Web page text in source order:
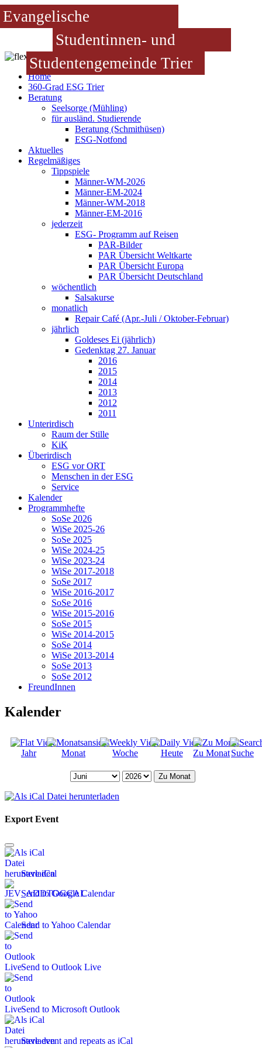
Evangelische
Studentinnen- und
Studentengemeinde Trier
Home
360-Grad ESG Trier
Beratung
Seelsorge (Mühling)
für ausländ. Studierende
Beratung (Schmithüsen)
ESG-Notfond
Aktuelles
Regelmäßiges
Tippspiele
Männer-WM-2026
Männer-EM-2024
Männer-WM-2018
Männer-EM-2016
jederzeit
ESG- Programm auf Reisen
PAR-Bilder
PAR Übersicht Weltkarte
PAR Übersicht Europa
PAR Übersicht Deutschland
wöchentlich
Salsakurse
monatlich
Repair Café (Apr.-Juli / Oktober-Februar)
jährlich
Goldeses Ei (jährlich)
Gedenktag 27. Januar
2016
2015
2014
2013
2012
2011
Unterirdisch
Raum der Stille
KiK
Überirdisch
ESG vor ORT
Menschen in der ESG
Service
Kalender
Programmhefte
SoSe 2026
WiSe 2025-26
SoSe 2025
WiSe 2024-25
WiSe 2023-24
WiSe 2017-2018
SoSe 2017
WiSe 2016-2017
SoSe 2016
WiSe 2015-2016
SoSe 2015
WiSe 2014-2015
SoSe 2014
WiSe 2013-2014
SoSe 2013
SoSe 2012
FreundInnen
Kalender
Jahr Monat Woche Heute Zu MonatSuche
Zu Monat
Export Event
Save iCal
Send to Google Calendar
Send to Yahoo Calendar
Send to Outlook Live
Send to Microsoft Outlook
Save event and repeats as iCal